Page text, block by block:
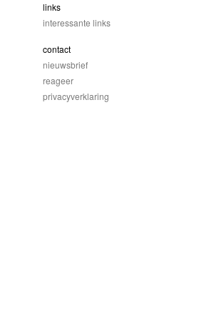
links
interessante links
contact
nieuwsbrief
reageer
privacyverklaring